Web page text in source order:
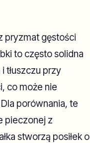
pryzmat gęstości
to często solidna
tłuszczu przy
co może nie
porównania, te
pieczonej z
stworzą posiłek o